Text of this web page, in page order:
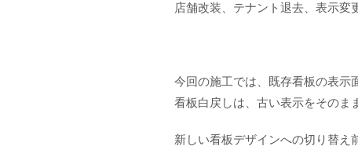
店舗改装、テナント退去、表示
今回の施工では、既存看板の表示
看板白戻しは、古い表示をそのま
新しい看板デザインへの切り替え